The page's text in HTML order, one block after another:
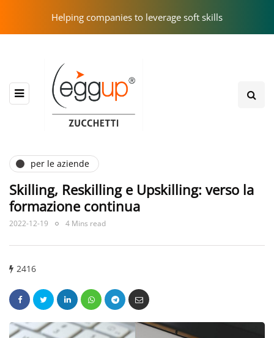
Helping companies to leverage soft skills
per le aziende
Skilling, Reskilling e Upskilling: verso la
formazione continua
2022-12-19 4 Mins read
2416